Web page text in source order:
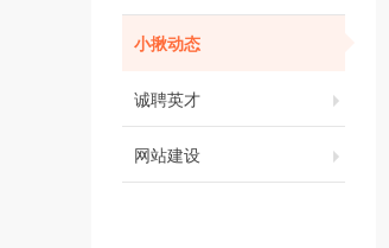
小揪动态
诚聘英才
网站建设